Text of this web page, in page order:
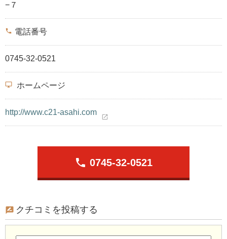
−７
phone 電話番号
0745-32-0521
desktop_windows ホームページ
http://www.c21-asahi.com
open_in_new
phone 0745-32-0521
クチコミを投稿する